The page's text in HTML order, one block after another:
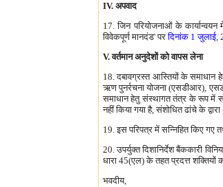
IV. अपवाद
17. जिन परियोजनाओं के
विवेकपूर्ण मानदंड' परदिनांक 1 जुलाई,
V. वर्तमान अनुदेशों को वापस लेना
18. दबावग्रस्त आस्तियों के समाधान
ऋण पुनर्रचना योजना (एसडीआर),
समाधान हेतु संस्थागत तंत्र के रूप में
नहीं किया गया है, संशोधित ढांचे के
19. इस परिपत्र में सन्निहित किए गए
20. उपर्युक्त दिशानिर्देश बैंककारी
धारा 45(एल) के तहत प्रदत्त शक्तियों
भवदीय,